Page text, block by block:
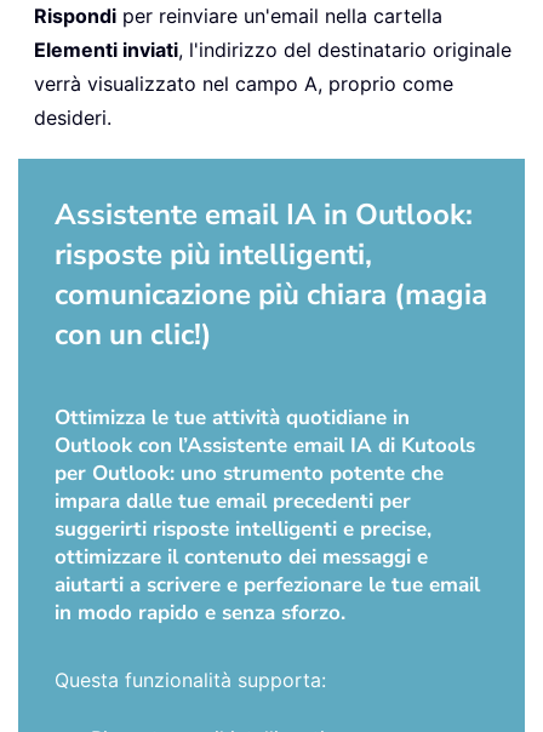
Rispondi per reinviare un'email nella cartella
Elementi inviati, l'indirizzo del destinatario originale
verrà visualizzato nel campo A, proprio come
desideri.
Assistente email IA in Outlook:
risposte più intelligenti,
comunicazione più chiara (magia
con un clic!)
Ottimizza le tue attività quotidiane in
Outlook con l’Assistente email IA di Kutools
per Outlook: uno strumento potente che
impara dalle tue email precedenti per
suggerirti risposte intelligenti e precise,
ottimizzare il contenuto dei messaggi e
aiutarti a scrivere e perfezionare le tue email
in modo rapido e senza sforzo.
Questa funzionalità supporta: